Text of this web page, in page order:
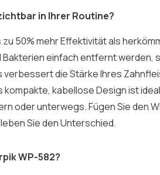
in Ihrer Routine?
50% mehr Effektivität als
Bakterien einfach entfernt werden,
die Stärke Ihres
kompakte, kabellose Design ist
oder unterwegs. Fügen Sie den
Sie den Unterschied.
WP-582?